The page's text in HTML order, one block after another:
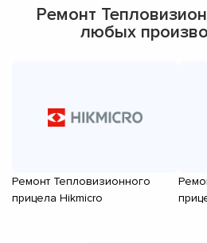
Ремонт
любых
Ремонт Тепловизионного
прицела Hikmicro